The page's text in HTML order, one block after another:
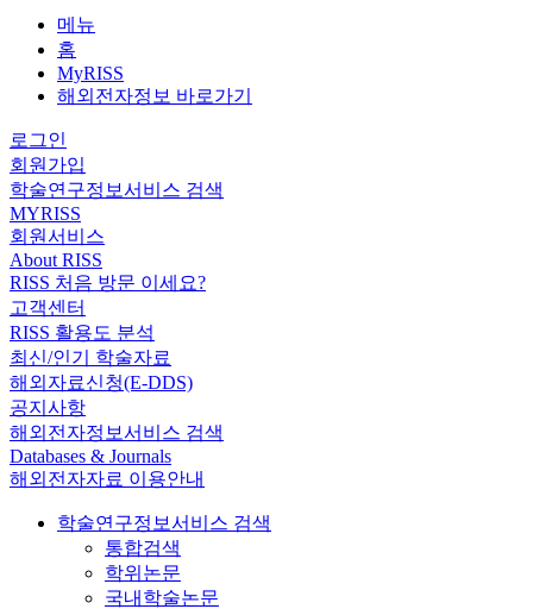
메뉴
홈
MyRISS
해외전자정보 바로가기
로그인
회원가입
학술연구정보서비스 검색
MYRISS
회원서비스
About RISS
RISS 처음 방문 이세요?
고객센터
RISS 활용도 분석
최신/인기 학술자료
해외자료신청(E-DDS)
공지사항
해외전자정보서비스 검색
Databases & Journals
해외전자자료 이용안내
학술연구정보서비스 검색
통합검색
학위논문
국내학술논문